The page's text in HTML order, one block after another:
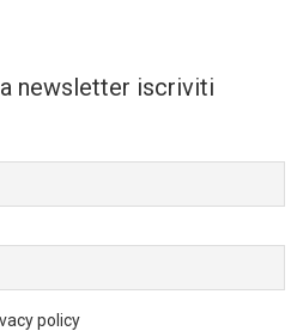
newsletter iscriviti
policy